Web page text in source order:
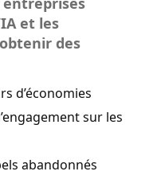
et les
des
d’économies
sur les
abandonnés